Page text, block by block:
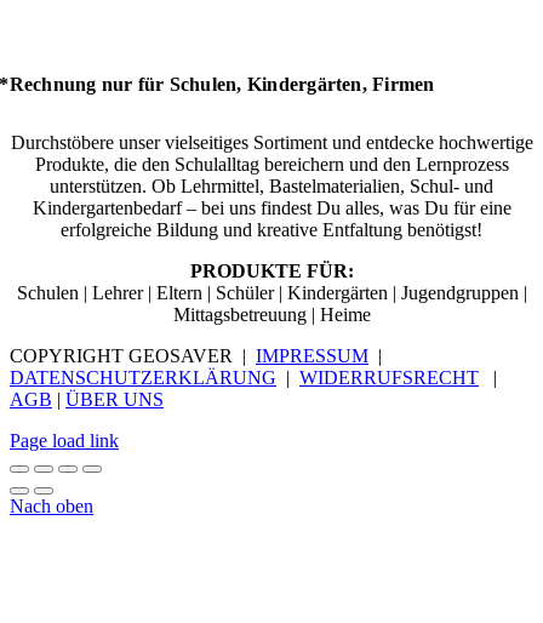
*Rechnung nur für Schulen, Kindergärten, Firmen
Durchstöbere unser vielseitiges Sortiment und entdecke hochwertige
Produkte, die den Schulalltag bereichern und den Lernprozess
unterstützen. Ob Lehrmittel, Bastelmaterialien, Schul- und
Kindergartenbedarf – bei uns findest Du alles, was Du für eine
erfolgreiche Bildung und kreative Entfaltung benötigst!
PRODUKTE FÜR:
Schulen | Lehrer | Eltern | Schüler | Kindergärten | Jugendgruppen |
Mittagsbetreuung | Heime
COPYRIGHT GEOSAVER | IMPRESSUM |
DATENSCHUTZERKLÄRUNG | WIDERRUFSRECHT |
AGB | ÜBER UNS
Page load link
Nach oben